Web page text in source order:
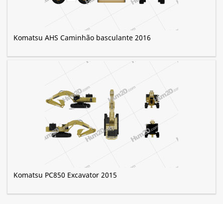
Komatsu AHS Caminhão basculante 2016
Komatsu PC850 Excavator 2015